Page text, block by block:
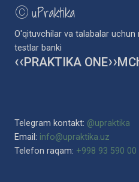
©uPraktika
O'qituvchilar va talabalar
testlar banki
❮❮PRAKTIKA ONE❯❯
Telegram kontakt: @upraktika
Email: info@upraktika.uz
Telefon raqam: +998 93 590 00